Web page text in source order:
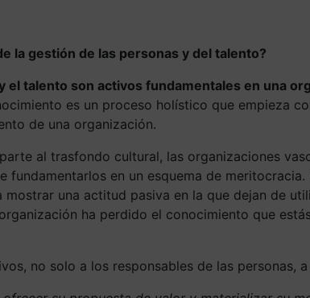
la gestión de las personas y del talento?
el talento son activos fundamentales en una
es un proceso holístico que empieza
de una organización.
al trasfondo cultural, las organizaciones
en un esquema de
una actitud pasiva en la que dejan de
ha perdido el conocimiento que
no solo a los responsables de las personas,